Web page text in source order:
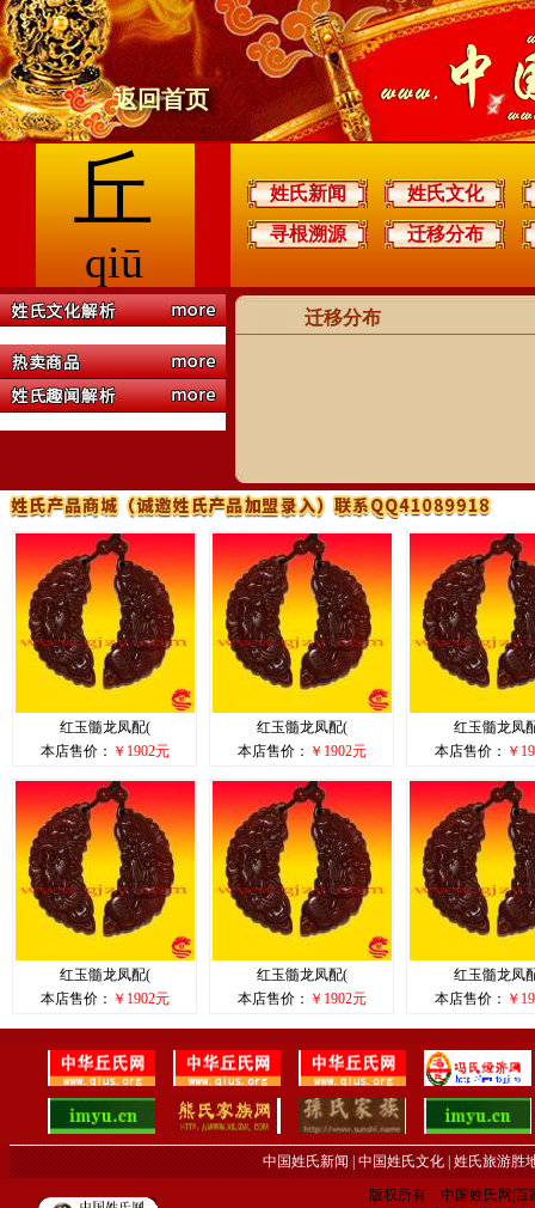
返回首页
丘
qiū
姓氏新闻
姓氏文化
寻根溯源
迁移分布
迁移分布
红玉髓龙凤配(
本店售价： ￥1902元
红玉髓龙凤配(
本店售价： ￥1902元
红玉髓龙凤
本店售价： ￥
红玉髓龙凤配(
本店售价： ￥1902元
红玉髓龙凤配(
本店售价： ￥1902元
红玉髓龙凤
本店售价： ￥
中国姓氏新闻|中国姓氏文化|姓氏旅游胜
版权所有 中国姓氏网|百